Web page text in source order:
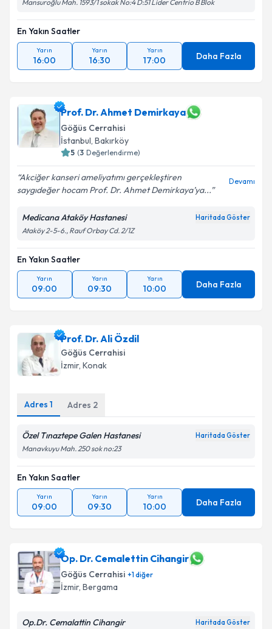
Mansuroğlu Mah. 1593/1 sokak No:4 D:51 Lider Centrio B Blok
En Yakın Saatler
Yarın
16:00
Yarın
16:30
Yarın
17:00 Daha Fazla
Prof. Dr. Ahmet Demirkaya
Göğüs Cerrahisi
İstanbul, Bakırköy
5 (3 Değerlendirme)
Akciğer kanseri ameliyatımı gerçekleştiren
saygıdeğer hocam Prof. Dr. Ahmet Demirkaya’ya...
Devamı
Medicana Ataköy Hastanesi Haritada Göster
Ataköy 2-5-6., Rauf Orbay Cd. 2/1Z
En Yakın Saatler
Yarın
09:00
Yarın
09:30
Yarın
10:00 Daha Fazla
Prof. Dr. Ali Özdil
Göğüs Cerrahisi
İzmir, Konak
Adres 1 Adres 2
Özel Tınaztepe Galen Hastanesi Haritada Göster
Manavkuyu Mah. 250 sok no:23
En Yakın Saatler
Yarın
09:00
Yarın
09:30
Yarın
10:00 Daha Fazla
Op. Dr. Cemalettin Cihangir
Göğüs Cerrahisi +1diğer
İzmir, Bergama
Op.Dr. Cemalattin Cihangir Haritada Göster